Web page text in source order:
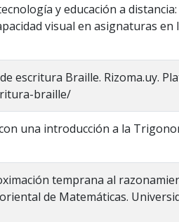
y educación a
visual en asignaturas en
escritura Braille. Rizoma.uy.
braille/
una introducción a la
temprana al
de Matemáticas.